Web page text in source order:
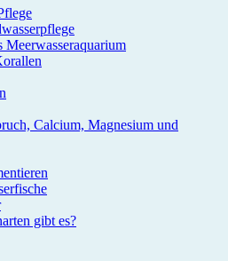
Meerwasseraquarium
Calcium, Magnesium und
gibt es?